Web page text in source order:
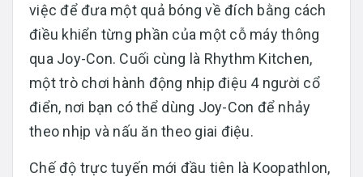
việc để đưa một quả bóng về đích bằng cách
điều khiển từng phần của một cỗ máy thông
qua Joy-Con. Cuối cùng là Rhythm Kitchen,
một trò chơi hành động nhịp điệu 4 người cổ
điển, nơi bạn có thể dùng Joy-Con để nhảy
theo nhịp và nấu ăn theo giai điệu.
Chế độ trực tuyến mới đầu tiên là Koopathlon,